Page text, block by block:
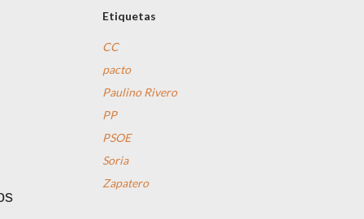
Etiquetas
CC
pacto
Paulino Rivero
PP
PSOE
Soria
Zapatero